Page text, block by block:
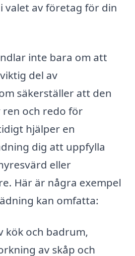
valet av företag för din
inte bara om att
del av
säkerställer att den
och redo för
hjälper en
dig att uppfylla
eller
Här är några exempel
kan omfatta:
kök och badrum,
av skåp och